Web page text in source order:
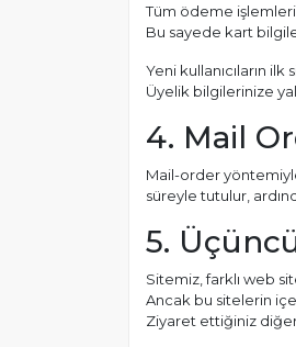
Tüm ödeme işlemleri,
Bu sayede kart
Yeni kullanıcıların
Üyelik bilgilerinize
4. Mail
Mail-order
süreyle tutulur,
5.
Sitemiz, farklı web
Ancak bu sitelerin
Ziyaret ettiğiniz